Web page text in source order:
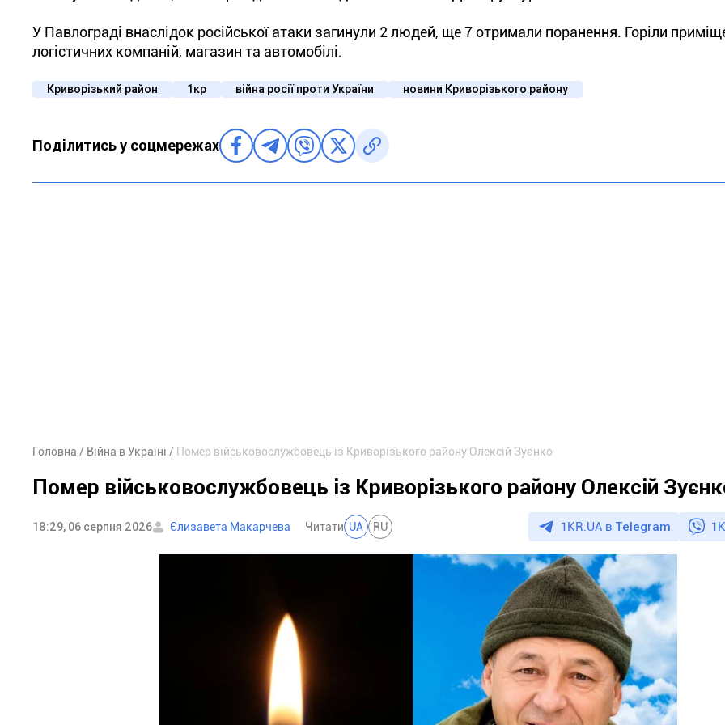
У Павлограді внаслідок російської атаки загинули 2 людей, ще 7 отримали поранення. Горіли
логістичних компаній, магазин та автомобілі.
Криворізький район 1кр війна росії проти України новини Криворізького району
Поділитись у соцмережах
Головна Війна в Україні Помер військовослужбовець із Криворізького району Олексій Зуєнко
Помер військовослужбовець із Криворізького району Олексій
18:29, 06 серпня 2026 Єлизавета Макарчева Читати UA RU 1KR.UA в Telegram